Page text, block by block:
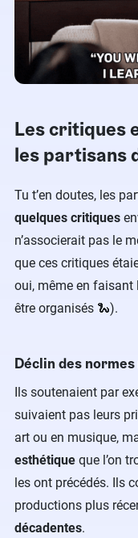
Les critiques
les partisans
Tu t’en doutes, les
quelques critiques
n’associerait pas le
que ces critiques
oui, même en faisant
être organisés 🐍).
Déclin des
Ils soutenaient par
suivaient pas leurs
art ou en musique,
esthétique que l’on
les ont précédés. Ils
productions plus
décadentes.